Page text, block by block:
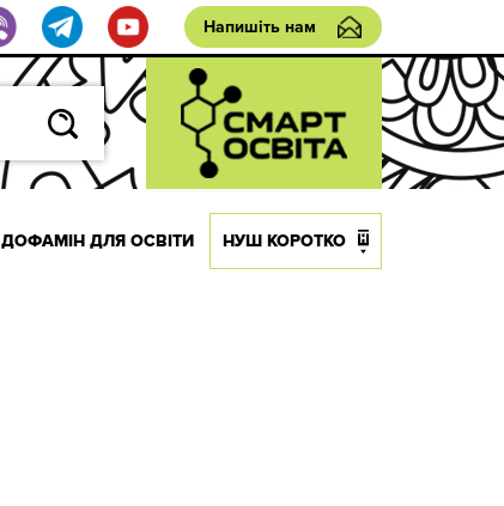
Напишіть нам
ДОФАМІН ДЛЯ ОСВІТИ НУШ КОРОТКО